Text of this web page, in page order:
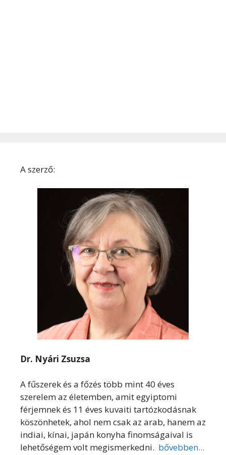
A szerző:
Dr. Nyári Zsuzsa
A fűszerek és a főzés több mint 40 éves
szerelem az életemben, amit egyiptomi
férjemnek és 11 éves kuvaiti tartózkodásnak
köszönhetek, ahol nem csak az arab, hanem az
indiai, kínai, japán konyha finomságaival is
lehetőségem volt megismerkedni. bővebben...